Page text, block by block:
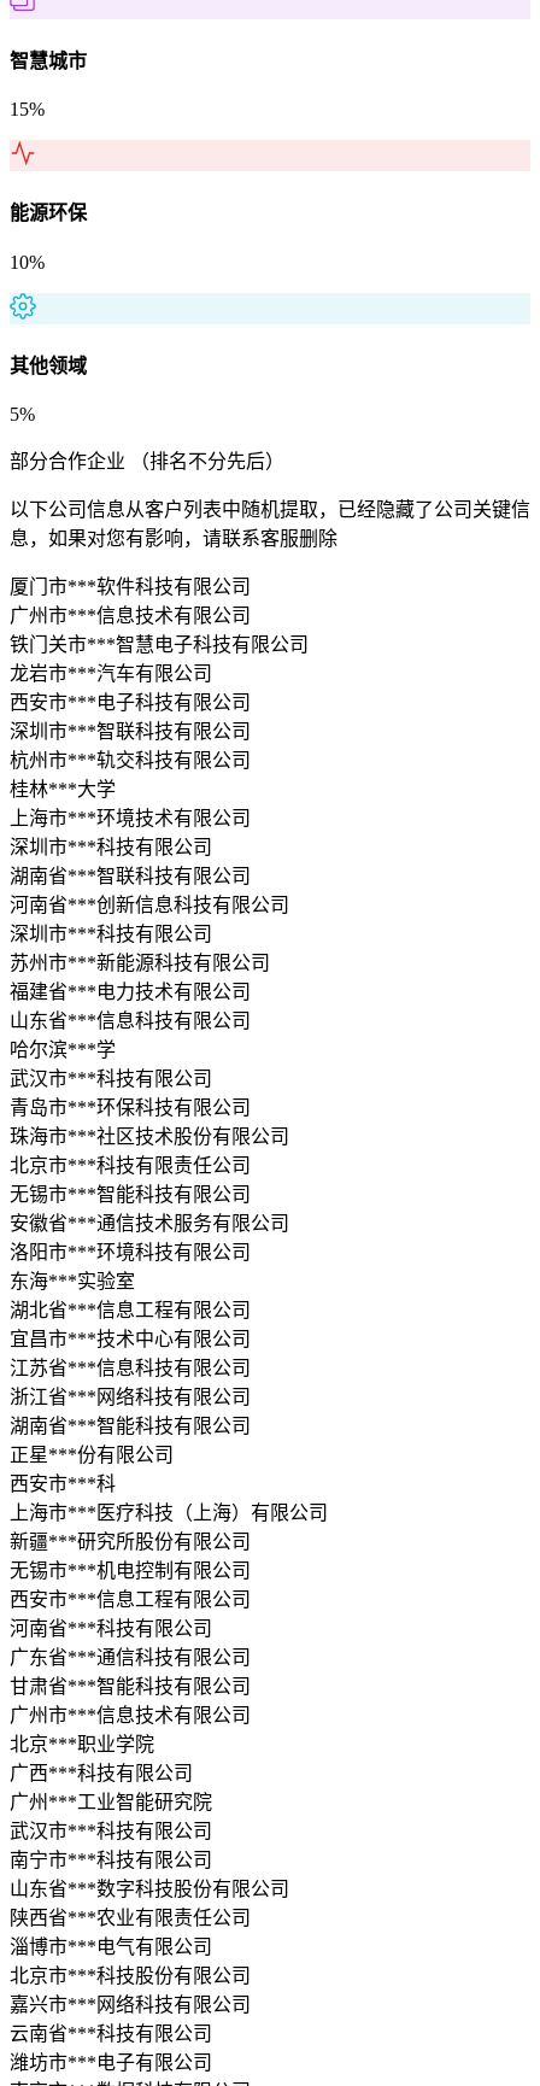
智慧城市
15%
能源环保
10%
其他领域
5%
部分合作企业 （排名不分先后）
以下公司信息从客户列表中随机提取，已经隐藏了公司关键信
息，如果对您有影响，请联系客服删除
厦门市***软件科技有限公司
广州市***信息技术有限公司
铁门关市***智慧电子科技有限公司
龙岩市***汽车有限公司
西安市***电子科技有限公司
深圳市***智联科技有限公司
杭州市***轨交科技有限公司
桂林***大学
上海市***环境技术有限公司
深圳市***科技有限公司
湖南省***智联科技有限公司
河南省***创新信息科技有限公司
深圳市***科技有限公司
苏州市***新能源科技有限公司
福建省***电力技术有限公司
山东省***信息科技有限公司
哈尔滨***学
武汉市***科技有限公司
青岛市***环保科技有限公司
珠海市***社区技术股份有限公司
北京市***科技有限责任公司
无锡市***智能科技有限公司
安徽省***通信技术服务有限公司
洛阳市***环境科技有限公司
东海***实验室
湖北省***信息工程有限公司
宜昌市***技术中心有限公司
江苏省***信息科技有限公司
浙江省***网络科技有限公司
湖南省***智能科技有限公司
正星***份有限公司
西安市***科
上海市***医疗科技（上海）有限公司
新疆***研究所股份有限公司
无锡市***机电控制有限公司
西安市***信息工程有限公司
河南省***科技有限公司
广东省***通信科技有限公司
甘肃省***智能科技有限公司
广州市***信息技术有限公司
北京***职业学院
广西***科技有限公司
广州***工业智能研究院
武汉市***科技有限公司
南宁市***科技有限公司
山东省***数字科技股份有限公司
陕西省***农业有限责任公司
淄博市***电气有限公司
北京市***科技股份有限公司
嘉兴市***网络科技有限公司
云南省***科技有限公司
潍坊市***电子有限公司